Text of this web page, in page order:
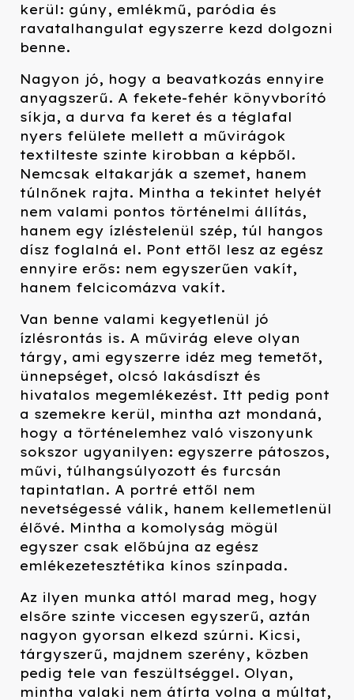
kerül: gúny, emlékmű, paródia és
ravatalhangulat egyszerre kezd dolgozni
benne.
Nagyon jó, hogy a beavatkozás ennyire
anyagszerű. A fekete-fehér könyvborító
síkja, a durva fa keret és a téglafal
nyers felülete mellett a művirágok
textilteste szinte kirobban a képből.
Nemcsak eltakarják a szemet, hanem
túlnőnek rajta. Mintha a tekintet helyét
nem valami pontos történelmi állítás,
hanem egy ízléstelenül szép, túl hangos
dísz foglalná el. Pont ettől lesz az egész
ennyire erős: nem egyszerűen vakít,
hanem felcicomázva vakít.
Van benne valami kegyetlenül jó
ízlésrontás is. A művirág eleve olyan
tárgy, ami egyszerre idéz meg temetőt,
ünnepséget, olcsó lakásdíszt és
hivatalos megemlékezést. Itt pedig pont
a szemekre kerül, mintha azt mondaná,
hogy a történelemhez való viszonyunk
sokszor ugyanilyen: egyszerre pátoszos,
művi, túlhangsúlyozott és furcsán
tapintatlan. A portré ettől nem
nevetségessé válik, hanem kellemetlenül
élővé. Mintha a komolyság mögül
egyszer csak előbújna az egész
emlékezetesztétika kínos színpada.
Az ilyen munka attól marad meg, hogy
elsőre szinte viccesen egyszerű, aztán
nagyon gyorsan elkezd szúrni. Kicsi,
tárgyszerű, majdnem szerény, közben
pedig tele van feszültséggel. Olyan,
mintha valaki nem átírta volna a múltat,